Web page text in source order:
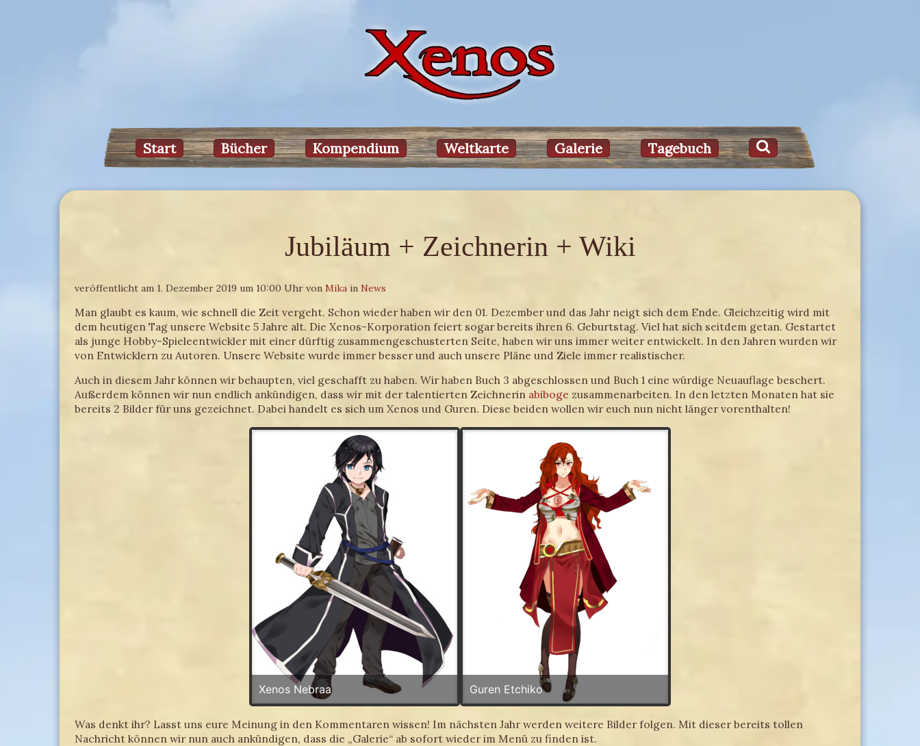
Start Bücher Kompendium Weltkarte Galerie Tagebuch
Jubiläum + Zeichnerin + Wiki
veröffentlicht am 1. Dezember 2019 um 10:00 Uhr von Mikain News
Man glaubt es kaum, wie schnell die Zeit vergeht. Schon wieder haben wir den 01. Dezember und das Jahr neigt sich dem Ende. Gleichzeitig wird mit
dem heutigen Tag unsere Website 5 Jahre alt. Die Xenos-Korporation feiert sogar bereits ihren 6. Geburtstag. Viel hat sich seitdem getan. Gestartet
als junge Hobby-Spieleentwickler mit einer dürftig zusammengeschusterten Seite, haben wir uns immer weiter entwickelt. In den Jahren wurden wir
von Entwicklern zu Autoren. Unsere Website wurde immer besser und auch unsere Pläne und Ziele immer realistischer.
Auch in diesem Jahr können wir behaupten, viel geschafft zu haben. Wir haben Buch 3 abgeschlossen und Buch 1 eine würdige Neuauflage beschert.
Außerdem können wir nun endlich ankündigen, dass wir mit der talentierten Zeichnerin abiboge zusammenarbeiten. In den letzten Monaten hat sie
bereits 2 Bilder für uns gezeichnet. Dabei handelt es sich um Xenos und Guren. Diese beiden wollen wir euch nun nicht länger vorenthalten!
Xenos Nebraa Guren Etchiko
Was denkt ihr? Lasst uns eure Meinung in den Kommentaren wissen! Im nächsten Jahr werden weitere Bilder folgen. Mit dieser bereits tollen
Nachricht können wir nun auch ankündigen, dass die „Galerie“ ab sofort wieder im Menü zu finden ist.